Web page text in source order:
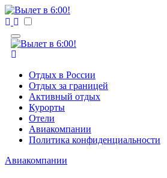
Перейти
к
Генеральный директор: Чернокоз
info@gosrf.ru +7 (495) 920-51-49
Вылет в 6:00!
Генеральный директор: Чернокоз
info@gosrf.ru +7 (495) 920-51-49
Отдых в России
Отдых за границей
Активный отдых
Курорты
Отели
Авиакомпании
Политика конфиденциальности
Авиакомпании